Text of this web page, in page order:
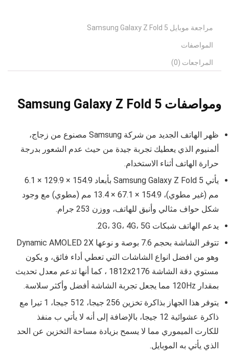
مراجعة موبايل Samsung Galaxy Z Fold 5
المواصفات
المراجعات (0)
ومواصفات Samsung Galaxy Z Fold 5
ظهر الهاتف الجديد من شركة Samsung مصنوع من زجاج،
ألمنيوم الذي يعطيك تجربة جيدة من حيث عدم الشعور بدرجة
حرارة الهاتف أثناء الاستخدام.
يأتي Samsung Galaxy Z Fold 5 بأبعاد 154.9 × 129.9 × 6.1
مم (غير مطوي)، 154.9 × 67.1 × 13.4 مم (مطوي) مع وجود
شكل حواف مثالي وأنيق للهاتف، ووزن 253 جرام.
يدعم الهاتف شبكات 2G، 3G، 4G، 5G.
تتوفر الشاشة بحجم 7.6 بوصة و نوعها Dynamic AMOLED 2X
وهو من افضل انواع الشاشات التي تعطي أداء فائق، و يكون
مستوي دقة الشاشة 1812x2176 ، كما أنها تدعم معدل تحديث
بمقدار 120Hz مما يجعل تجربة الشاشة أفضل وأكثر سلاسة.
يتوفر هذا الجهاز بذاكرة تخزين 256 جيجا، 512 جيجا، 1 تيرا مع
ذاكرة عشوائية 12 جيجا، بالإضافة إلى أنه لا يأتي ب منفذ
للكارت الميموري مما لا يسمح بزيادة مساحة التخزين عن الحد
الذي يأتي به الموبايل.